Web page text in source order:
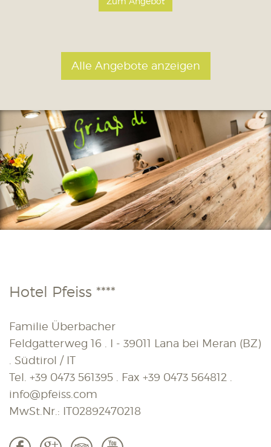
Alle Angebote anzeigen
Hotel Pfeiss ****
Familie Überbacher
Feldgatterweg 16 . I - 39011 Lana bei Meran (BZ)
. Südtirol / IT
Tel. +39 0473 561395 . Fax +39 0473 564812
info@pfeiss.com
MwSt.Nr.: IT02892470218